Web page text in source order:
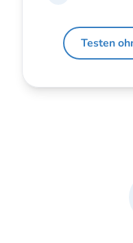
Testen